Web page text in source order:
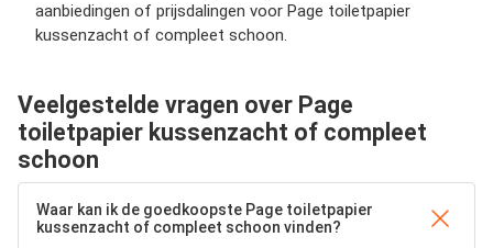
aanbiedingen of prijsdalingen voor Page toiletpapier
kussenzacht of compleet schoon.
Veelgestelde vragen over Page
toiletpapier kussenzacht of compleet
schoon
Waar kan ik de goedkoopste Page toiletpapier
kussenzacht of compleet schoon vinden?